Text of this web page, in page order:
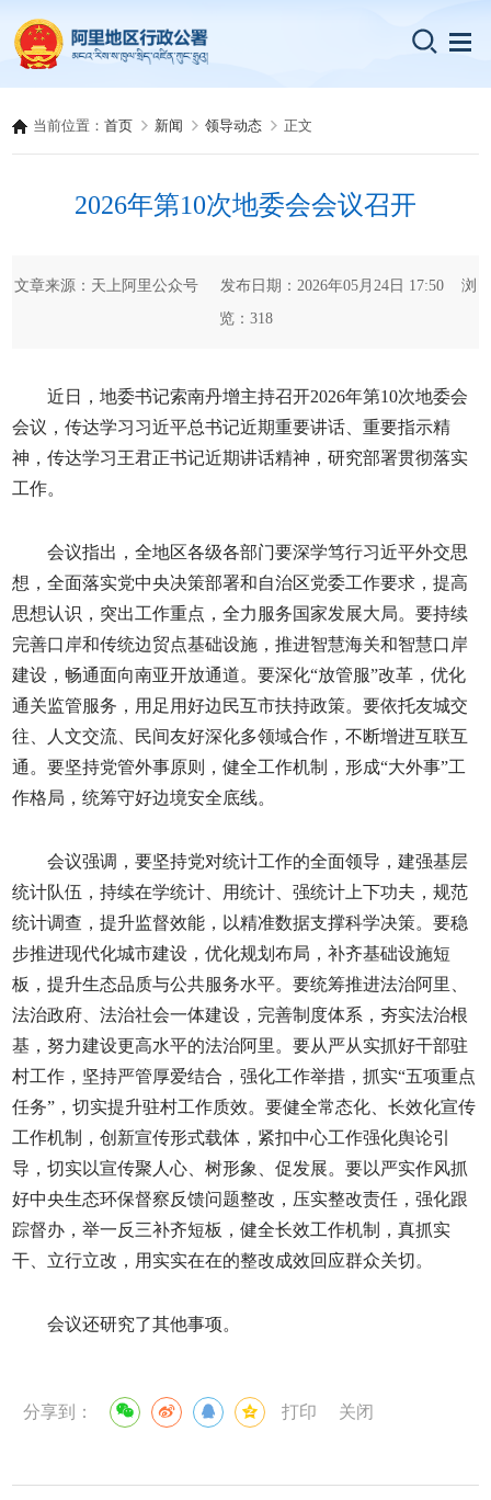
当前位置：首页 新闻 领导动态 正文
2026年第10次地委会会议召开
文章来源：天上阿里公众号 发布日期：2026年05月24日 17:50 浏
览： 318
近日，地委书记索南丹增主持召开2026年第10次地委会
会议，传达学习习近平总书记近期重要讲话、重要指示精
神，传达学习王君正书记近期讲话精神，研究部署贯彻落实
工作。
会议指出，全地区各级各部门要深学笃行习近平外交思
想，全面落实党中央决策部署和自治区党委工作要求，提高
思想认识，突出工作重点，全力服务国家发展大局。要持续
完善口岸和传统边贸点基础设施，推进智慧海关和智慧口岸
建设，畅通面向南亚开放通道。要深化“放管服”改革，优化
通关监管服务，用足用好边民互市扶持政策。要依托友城交
往、人文交流、民间友好深化多领域合作，不断增进互联互
通。要坚持党管外事原则，健全工作机制，形成“大外事”工
作格局，统筹守好边境安全底线。
会议强调，要坚持党对统计工作的全面领导，建强基层
统计队伍，持续在学统计、用统计、强统计上下功夫，规范
统计调查，提升监督效能，以精准数据支撑科学决策。要稳
步推进现代化城市建设，优化规划布局，补齐基础设施短
板，提升生态品质与公共服务水平。要统筹推进法治阿里、
法治政府、法治社会一体建设，完善制度体系，夯实法治根
基，努力建设更高水平的法治阿里。要从严从实抓好干部驻
村工作，坚持严管厚爱结合，强化工作举措，抓实“五项重点
任务”，切实提升驻村工作质效。要健全常态化、长效化宣传
工作机制，创新宣传形式载体，紧扣中心工作强化舆论引
导，切实以宣传聚人心、树形象、促发展。要以严实作风抓
好中央生态环保督察反馈问题整改，压实整改责任，强化跟
踪督办，举一反三补齐短板，健全长效工作机制，真抓实
干、立行立改，用实实在在的整改成效回应群众关切。
会议还研究了其他事项。
分享到： 打印 关闭